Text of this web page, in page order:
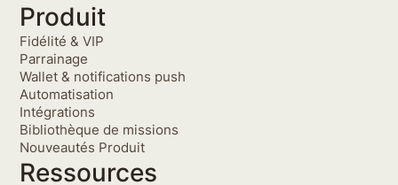
Produit
Fidélité & VIP
Parrainage
Wallet & notifications push
Automatisation
Intégrations
Bibliothèque de missions
Nouveautés Produit
Ressources